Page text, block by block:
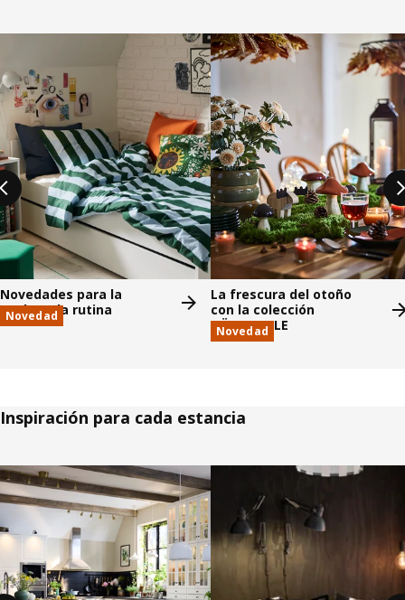
Novedades para la
vuelta a la rutina
Novedad
La frescura del otoño
con la colección
HÖSTAGILLE
Novedad
Inspiración para cada estancia
Saltar listado